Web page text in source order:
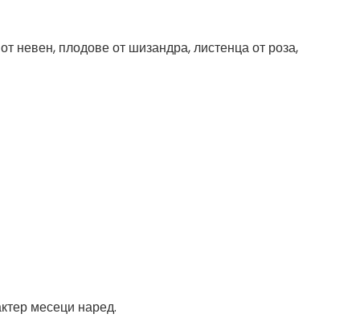
невен, плодове от шизандра, листенца от роза,
месеци наред.